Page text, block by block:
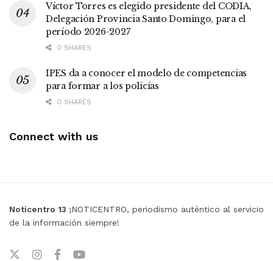
Víctor Torres es elegido presidente del CODIA,
Delegación Provincia Santo Domingo, para el
período 2026-2027
0 SHARES
IPES da a conocer el modelo de competencias
para formar a los policías
0 SHARES
Connect with us
Noticentro 13 ¡NOTICENTRO, periodismo auténtico al servicio
de la información siempre!